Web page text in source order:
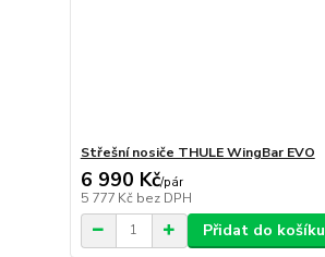
Střešní nosiče THULE WingBar EVO
6 990 Kč/pár
5 777 Kč bez DPH
Přidat do košíku